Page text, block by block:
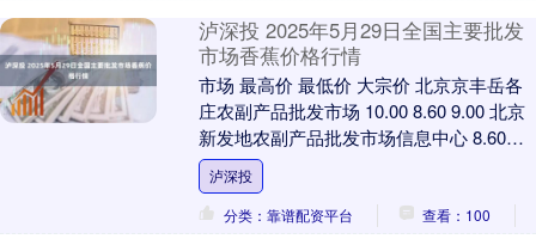
泸深投 2025年5月29日全国主要批发
市场香蕉价格行情
市场 最高价 最低价 大宗价 北京京丰岳各
庄农副产品批发市场 10.00 8.60 9.00 北京
新发地农副产品批发市场信息中心 8.60
8.20 8.40 ....
泸深投
分类：靠谱配资平台
查看：100